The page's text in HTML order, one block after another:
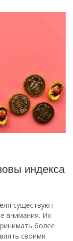
индекса
существуют
внимания. Их
более
своими